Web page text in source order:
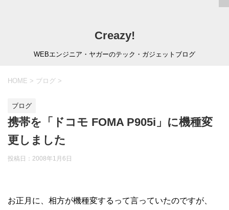
Creazy!
WEBエンジニア・ヤガーのテック・ガジェットブログ
HOME > ブログ >
ブログ
携帯を「ドコモ FOMA P905i」に機種変
更しました
投稿日： 2008年1月6日
お正月に、相方が機種変するって言っていたのですが、